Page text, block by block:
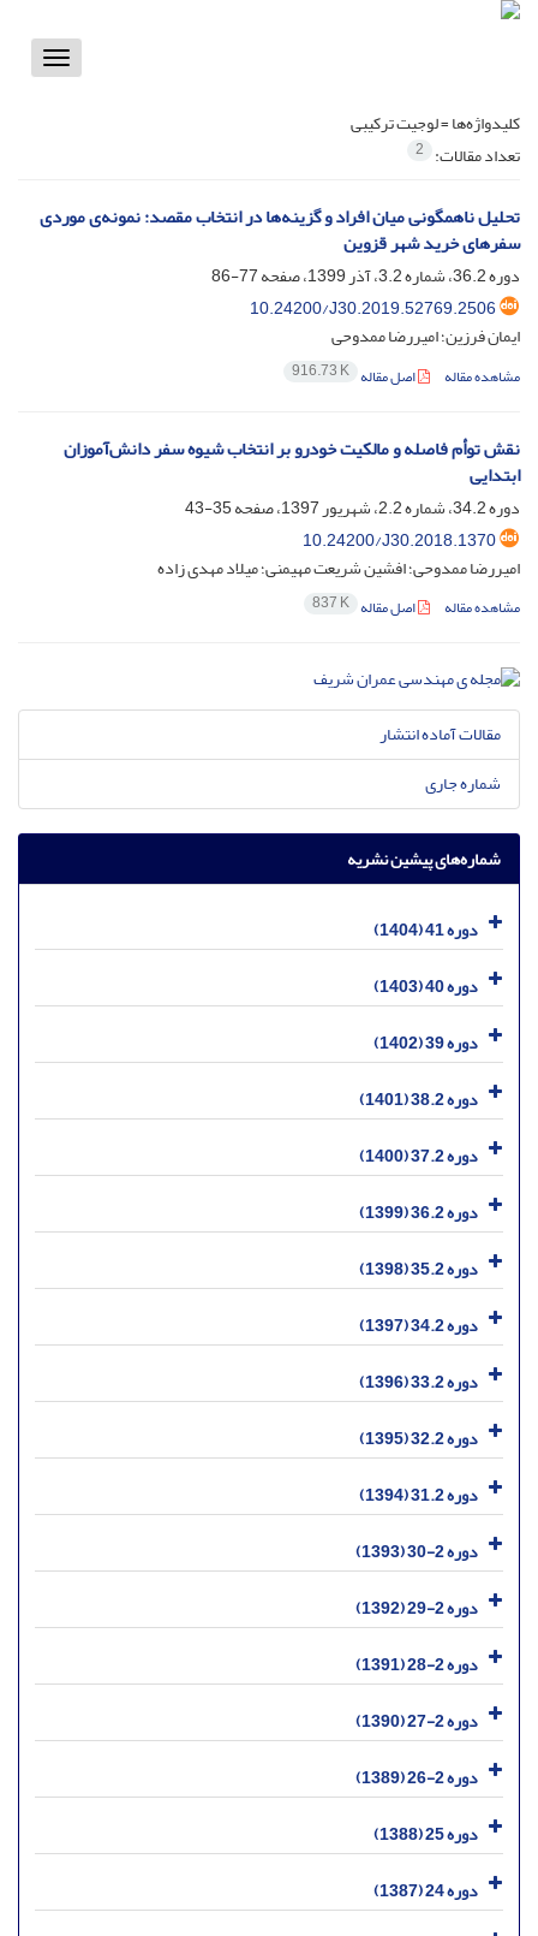
Toggle
کلیدواژه‌ها =لوجیت ترکیبی
تعداد مقالات: 2
تحلیل ناهمگونی میان افراد و گزینه‌ها در انتخاب مقصد: نمونه‌ی موردی
سفرهای خرید شهر قزوین
دوره 36.2، شماره 3.2، آذر 1399، صفحه
77-86
10.24200/J30.2019.52769.2506
ایمان فرزین؛ امیررضا ممدوحی
مشاهده مقاله اصل مقاله 916.73 K
نقش توأم فاصله و مالکیت خودرو بر انتخاب شیوه سفر دانش‌آموزان
ابتدایی
دوره 34.2، شماره 2.2، شهریور 1397، صفحه
35-43
10.24200/J30.2018.1370
امیررضا ممدوحی؛ افشین شریعت مهیمنی؛ میلاد مهدی زاده
مشاهده مقاله اصل مقاله 837 K
مقالات آماده انتشار
شماره جاری
شماره‌های پیشین نشریه
دوره 41 (1404)
دوره 40 (1403)
دوره 39 (1402)
دوره 38.2 (1401)
دوره 37.2 (1400)
دوره 36.2 (1399)
دوره 35.2 (1398)
دوره 34.2 (1397)
دوره 33.2 (1396)
دوره 32.2 (1395)
دوره 31.2 (1394)
دوره 2-30 (1393)
دوره 2-29 (1392)
دوره 2-28 (1391)
دوره 2-27 (1390)
دوره 2-26 (1389)
دوره 25 (1388)
دوره 24 (1387)